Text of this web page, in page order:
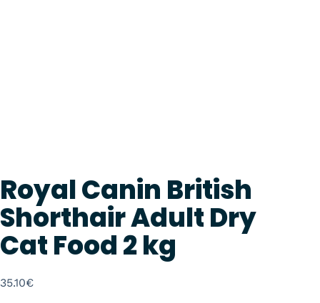
Royal Canin British
Shorthair Adult Dry
Cat Food 2 kg
35.10€